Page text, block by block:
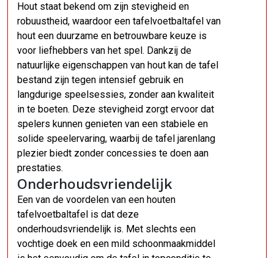
Hout staat bekend om zijn stevigheid en
robuustheid, waardoor een tafelvoetbaltafel van
hout een duurzame en betrouwbare keuze is
voor liefhebbers van het spel. Dankzij de
natuurlijke eigenschappen van hout kan de tafel
bestand zijn tegen intensief gebruik en
langdurige speelsessies, zonder aan kwaliteit
in te boeten. Deze stevigheid zorgt ervoor dat
spelers kunnen genieten van een stabiele en
solide speelervaring, waarbij de tafel jarenlang
plezier biedt zonder concessies te doen aan
prestaties.
Onderhoudsvriendelijk
Een van de voordelen van een houten
tafelvoetbaltafel is dat deze
onderhoudsvriendelijk is. Met slechts een
vochtige doek en een mild schoonmaakmiddel